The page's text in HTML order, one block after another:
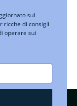
sul
ricche di consigli
operare sui